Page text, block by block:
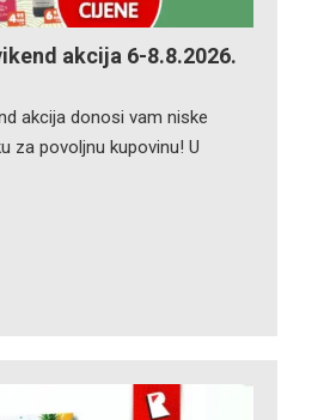
akcija 6-8.8.2026.
akcija donosi vam niske
za povoljnu kupovinu! U